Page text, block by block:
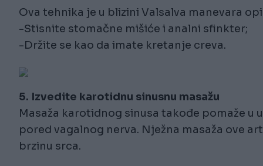
Ova tehnika je u blizini Valsalva manevara
-Stisnite stomačne mišiće i analni sfinkter;
-Držite se kao da imate kretanje creva.
5. Izvedite karotidnu sinusnu masažu
Masaža karotidnog sinusa takođe pomaže
pored vagalnog nerva. Nježna masaža ove
brzinu srca.